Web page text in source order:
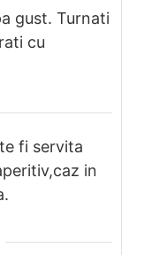
gust. Turnati
cu
fi servita
in